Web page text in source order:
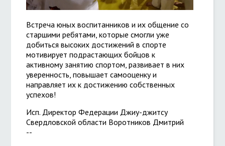
Встреча юных воспитанников и их общение со
старшими ребятами, которые смогли уже
добиться высоких достижений в спорте
мотивирует подрастающих бойцов к
активному занятию спортом, развивает в них
уверенность, повышает самооценку и
направляет их к достижению собственных
успехов!
Исп. Директор Федерации Джиу-джитсу
Свердловской области Воротников Дмитрий
--